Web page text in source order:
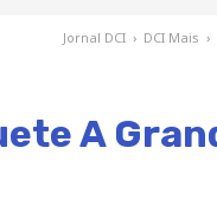
Jornal DCI › DCI Mais ›
A